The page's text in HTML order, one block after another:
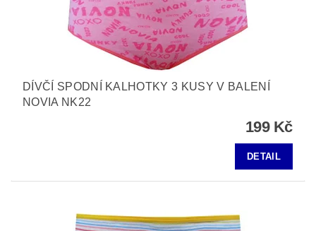
DÍVČÍ SPODNÍ KALHOTKY 3 KUSY V BALENÍ
NOVIA NK22
199 Kč
DETAIL